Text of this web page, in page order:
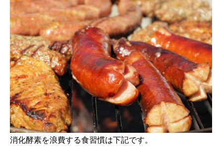
消化酵素を浪費する食習慣は下記です。